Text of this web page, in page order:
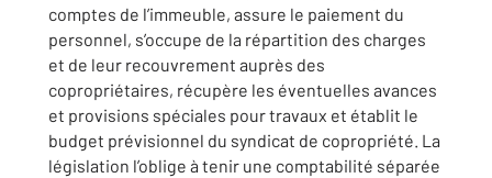
comptes de l’immeuble, assure le paiement du
personnel, s’occupe de la répartition des charges
et de leur recouvrement auprès des
copropriétaires, récupère les éventuelles avances
et provisions spéciales pour travaux et établit le
budget prévisionnel du syndicat de copropriété. La
législation l’oblige à tenir une comptabilité séparée